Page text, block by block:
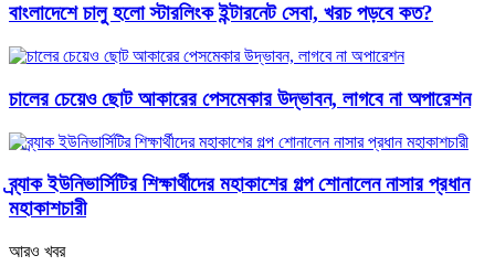
বাংলাদেশে চালু হলো স্টারলিংক ইন্টারনেট সেবা, খরচ পড়বে কত?
চালের চেয়েও ছোট আকারের পেসমেকার উদ্ভাবন, লাগবে না অপারেশন
ব্র্যাক ইউনিভার্সিটির শিক্ষার্থীদের মহাকাশের গল্প শোনালেন নাসার প্রধান
মহাকাশচারী
আরও খবর